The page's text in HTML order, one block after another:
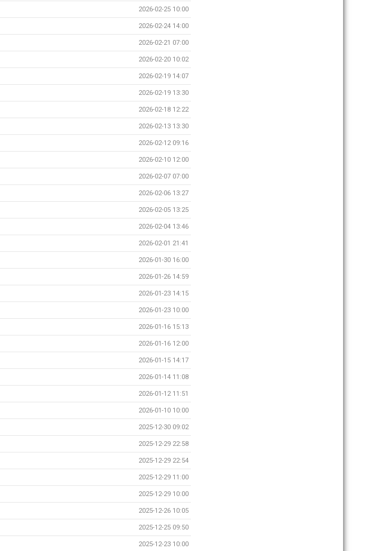
2026-02-25 10:00
2026-02-24 14:00
2026-02-21 07:00
2026-02-20 10:02
2026-02-19 14:07
2026-02-19 13:30
2026-02-18 12:22
2026-02-13 13:30
2026-02-12 09:16
2026-02-10 12:00
2026-02-07 07:00
2026-02-06 13:27
2026-02-05 13:25
2026-02-04 13:46
2026-02-01 21:41
2026-01-30 16:00
2026-01-26 14:59
2026-01-23 14:15
2026-01-23 10:00
2026-01-16 15:13
2026-01-16 12:00
2026-01-15 14:17
2026-01-14 11:08
2026-01-12 11:51
2026-01-10 10:00
2025-12-30 09:02
2025-12-29 22:58
2025-12-29 22:54
2025-12-29 11:00
2025-12-29 10:00
2025-12-26 10:05
2025-12-25 09:50
2025-12-23 10:00